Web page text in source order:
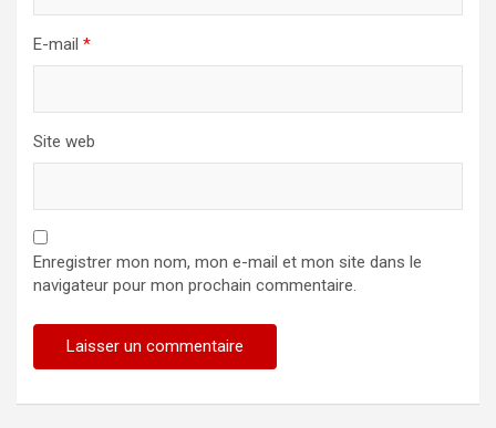
E-mail *
Site web
Enregistrer mon nom, mon e-mail et mon site dans le
navigateur pour mon prochain commentaire.